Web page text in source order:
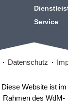
Service
Datenschutz
Diese Website ist im
Rahmen des WdM-